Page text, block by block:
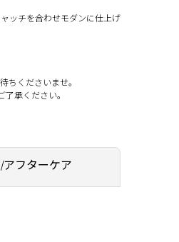
ッチを合わせモダンに仕上げ
ちくださいませ。
承ください。
アフターケア